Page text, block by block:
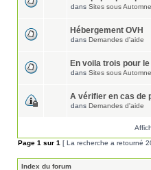
dans Sites sous Automne
Hébergement OVH
dans Demandes d'aide
En voila trois pour
dans Sites sous Automne
A vérifier en cas de
dans Demandes d'aide
Page 1 sur 1 [ La recherche a retourné
Index du forum